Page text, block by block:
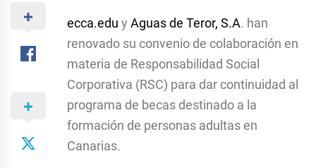
ecca.edu y Aguas de Teror, S.A. han
renovado su convenio de colaboración en
materia de Responsabilidad Social
Corporativa (RSC) para dar continuidad al
programa de becas destinado a la
formación de personas adultas en
Canarias.